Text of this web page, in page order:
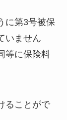
に第3号被保
いません
等に保険料
ることがで